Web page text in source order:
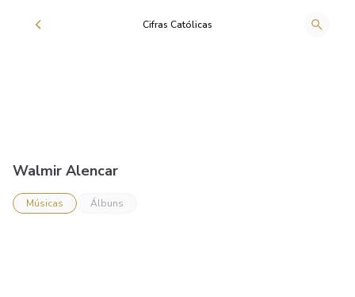
Cifras Católicas
Walmir Alencar
Músicas Álbuns